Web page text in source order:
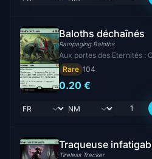
Baloths déchaînés
Rampaging Baloths
Aux portes des Eternités :
Rare 104
0.20 €
Traqueuse
Tireless Tracker